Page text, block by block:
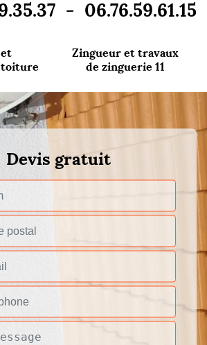
- 06.76.59.61.15
toiture
Zingueur et travaux
de zinguerie 11
Devis gratuit